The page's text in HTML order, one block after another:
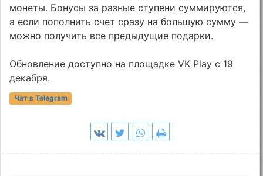
монеты. Бонусы за разные ступени суммируются,
а если пополнить счет сразу на большую сумму —
можно получить все предыдущие подарки.
Обновление доступно на площадке VK Play c 19
декабря.
Чат в Telegram